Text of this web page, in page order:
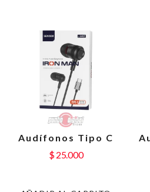
Audífonos Tipo C
$25.000